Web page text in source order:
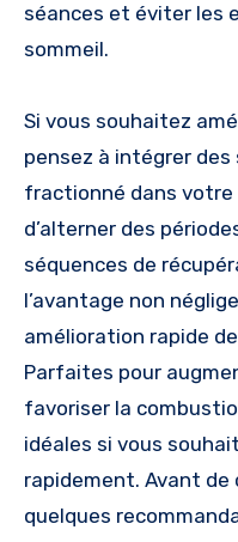
séances et éviter les
sommeil.
Si vous souhaitez
pensez à intégrer des
fractionné dans votre
d’alterner des
séquences de
l’avantage non
amélioration rapide
Parfaites pour
favoriser la
idéales si vous
rapidement. Avant de
quelques